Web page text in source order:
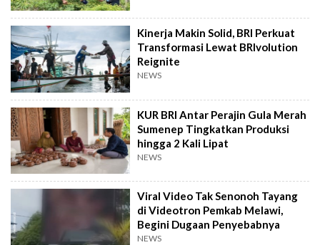
Kinerja Makin Solid, BRI Perkuat
Transformasi Lewat BRIvolution
Reignite
NEWS
KUR BRI Antar Perajin Gula Merah
Sumenep Tingkatkan Produksi
hingga 2 Kali Lipat
NEWS
Viral Video Tak Senonoh Tayang
di Videotron Pemkab Melawi,
Begini Dugaan Penyebabnya
NEWS